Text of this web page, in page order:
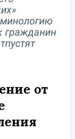
гражданин
от